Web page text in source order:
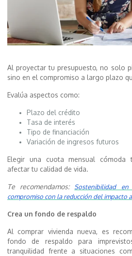
Al proyectar tu presupuesto, no solo
sino en el compromiso a largo plazo
Evalúa aspectos como:
Plazo del crédito
Tasa de interés
Tipo de financiación
Variación de ingresos futuros
Elegir una cuota mensual cómoda
afectar tu calidad de vida.
Te recomendamos: Sostenibilidad
compromiso con la reducción del impacto
Crea un fondo de respaldo
Al comprar vivienda nueva, es
fondo de respaldo para
tranquilidad frente a situaciones